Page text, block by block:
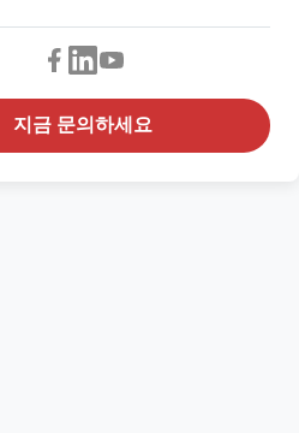
지금 문의하세요